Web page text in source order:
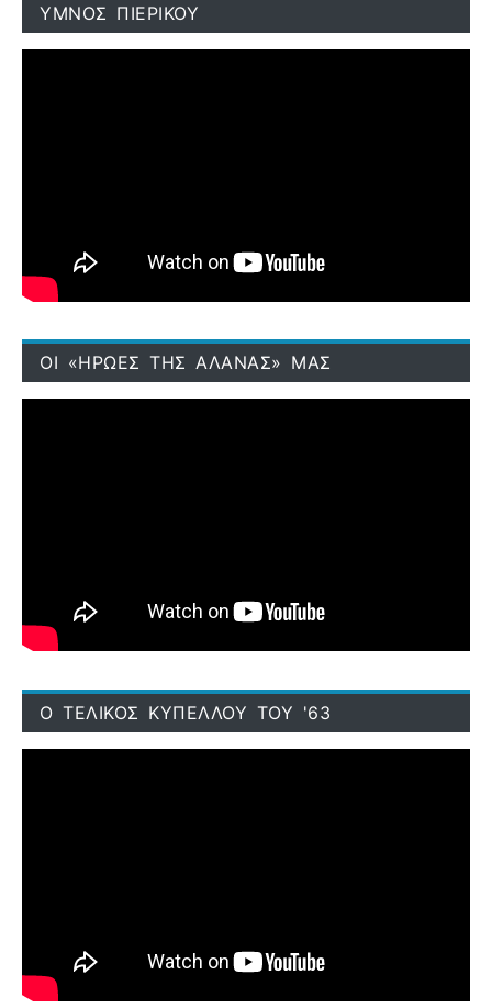
ΥΜΝΟΣ ΠΙΕΡΙΚΟΥ
ΟΙ «ΗΡΩΕΣ ΤΗΣ ΑΛΑΝΑΣ» ΜΑΣ
Ο ΤΕΛΙΚΟΣ ΚΥΠΕΛΛΟΥ ΤΟΥ '63